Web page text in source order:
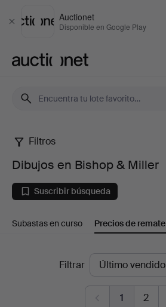
Cerrar
Auctionet
Disponible en Google Play
Dibujos
en
Bishop
Filtros
Dibujos en Bishop & Miller
Suscribir búsqueda
Subastas en curso Precios de remate
Filtrar
1 2